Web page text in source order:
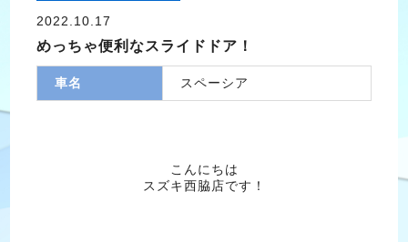
2022.10.17
めっちゃ便利なスライドドア！
車名 スペーシア
こんにちは
スズキ西脇店です！